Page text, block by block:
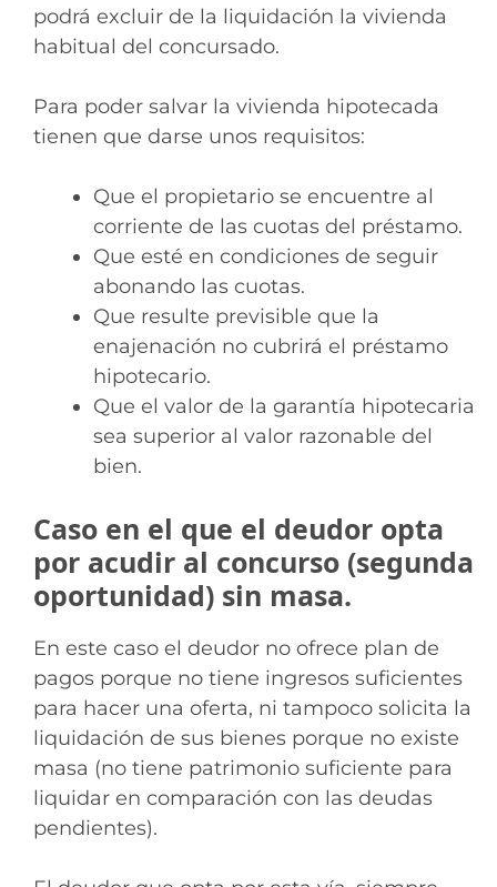
podrá excluir de la liquidación la vivienda
habitual del concursado.
Para poder salvar la vivienda hipotecada
tienen que darse unos requisitos:
Que el propietario se encuentre al
corriente de las cuotas del préstamo.
Que esté en condiciones de seguir
abonando las cuotas.
Que resulte previsible que la
enajenación no cubrirá el préstamo
hipotecario.
Que el valor de la garantía hipotecaria
sea superior al valor razonable del
bien.
Caso en el que el deudor opta
por acudir al concurso (segunda
oportunidad) sin masa.
En este caso el deudor no ofrece plan de
pagos porque no tiene ingresos suficientes
para hacer una oferta, ni tampoco solicita la
liquidación de sus bienes porque no existe
masa (no tiene patrimonio suficiente para
liquidar en comparación con las deudas
pendientes).